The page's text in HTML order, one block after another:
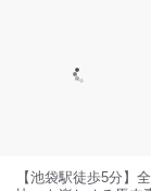
【池袋駅徒歩5分】